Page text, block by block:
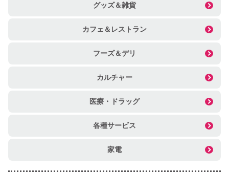
グッズ＆雑貨
カフェ＆レストラン
フーズ＆デリ
カルチャー
医療・ドラッグ
各種サービス
家電